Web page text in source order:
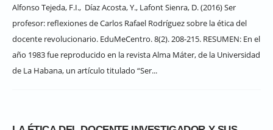
Alfonso Tejeda, F.I., Díaz Acosta, Y., Lafont Sienra, D. (2016) Ser
profesor: reflexiones de Carlos Rafael Rodríguez sobre la ética del
docente revolucionario. EduMeCentro. 8(2). 208-215. RESUMEN: En el
año 1983 fue reproducido en la revista Alma Máter, de la Universidad
de La Habana, un artículo titulado “Ser...